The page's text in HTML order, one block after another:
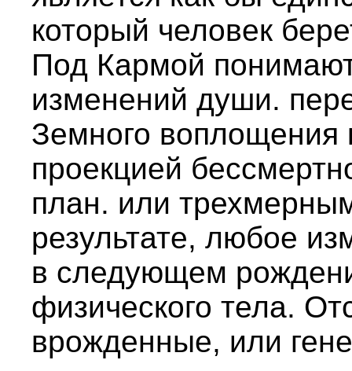
который человек
Под Кармой
изменений души.
Земного воплощения
проекцией
план. или
результате, любое
в следующем
физического тела.
врожденные, или